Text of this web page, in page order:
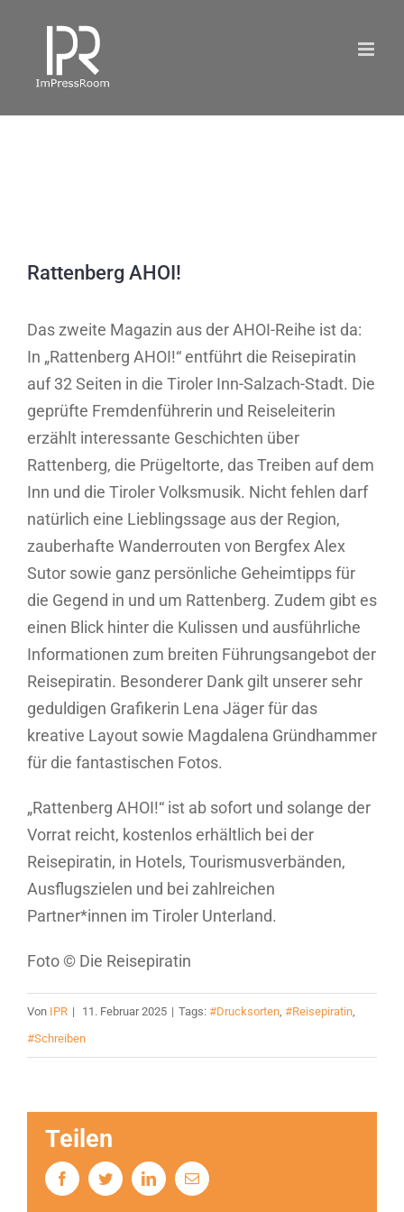
Rattenberg AHOI!
Das zweite Magazin aus der AHOI-Reihe ist da:
In „Rattenberg AHOI!“ entführt die Reisepiratin
auf 32 Seiten in die Tiroler Inn-Salzach-Stadt. Die
geprüfte Fremdenführerin und Reiseleiterin
erzählt interessante Geschichten über
Rattenberg, die Prügeltorte, das Treiben auf dem
Inn und die Tiroler Volksmusik. Nicht fehlen darf
natürlich eine Lieblingssage aus der Region,
zauberhafte Wanderrouten von Bergfex Alex
Sutor sowie ganz persönliche Geheimtipps für
die Gegend in und um Rattenberg. Zudem gibt es
einen Blick hinter die Kulissen und ausführliche
Informationen zum breiten Führungsangebot der
Reisepiratin. Besonderer Dank gilt unserer sehr
geduldigen Grafikerin Lena Jäger für das
kreative Layout sowie Magdalena Gründhammer
für die fantastischen Fotos.
„Rattenberg AHOI!“ ist ab sofort und solange der
Vorrat reicht, kostenlos erhältlich bei der
Reisepiratin, in Hotels, Tourismusverbänden,
Ausflugszielen und bei zahlreichen
Partner*innen im Tiroler Unterland.
Foto © Die Reisepiratin
Von IPR | 11. Februar 2025 | Tags: #Drucksorten #Reisepiratin
#Schreiben
Teilen
FacebookTwitterLinkedinEmail